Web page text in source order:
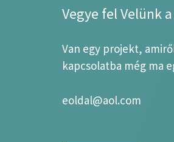
Vegye fel Velünk
Van egy projekt,
kapcsolatba még ma
eoldal@aol.com